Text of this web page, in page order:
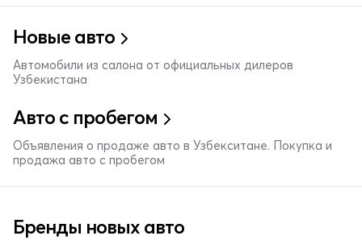
Новые авто
Автомобили из салона от официальных дилеров
Узбекистана
Авто с пробегом
Объявления о продаже авто в Узбекситане. Покупка и
продажа авто с пробегом
Бренды новых авто